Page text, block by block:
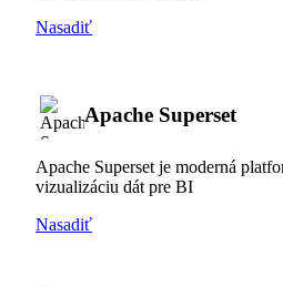
Nasadiť
Apache Superset
Apache Superset je moderná
vizualizáciu dát pre BI
Nasadiť